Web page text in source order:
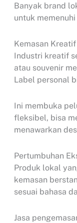
Banyak brand
untuk
Kemasan
Industri kreatif
atau souvenir
Label personal
Ini membuka
fleksibel, bisa
menawarkan
Pertumbuhan
Produk lokal
kemasan
sesuai bahasa
Jasa